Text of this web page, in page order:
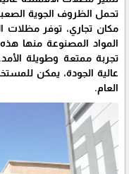
تحمل الظروف الجوية
مكان تجاري، توفر مظلات
المواد المصنوعة منها
تجربة ممتعة وطويلة
عالية الجودة، يمكن
العام.